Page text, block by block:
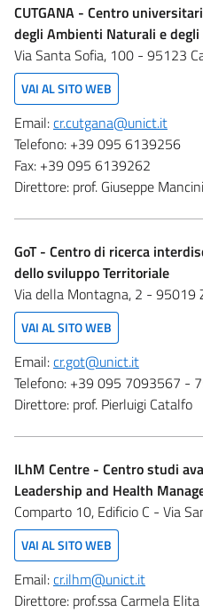
CUTGANA - Centro
degli Ambienti Naturali e
Via Santa Sofia, 100 - 95123
VAI AL SITO WEB
Email:cr.cutgana@unict.it
Telefono: +39 095 6139256
Fax: +39 095 6139262
Direttore: prof. Giuseppe Mancini
GoT - Centro di ricerca
dello sviluppo Territoriale
Via della Montagna, 2 - 95019
VAI AL SITO WEB
Email:cr.got@unict.it
Telefono: +39 095 7093567 -
Direttore: prof. Pierluigi Catalfo
ILhM Centre - Centro studi
Leadership and Health
Comparto 10, Edificio C - Via
VAI AL SITO WEB
Email:cr.ilhm@unict.it
Direttore: prof.ssa Carmela